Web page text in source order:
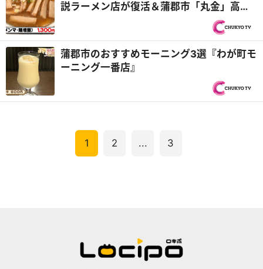
説ラーメン店が復活＆蒲郡市「丸金」高級
焼き肉がジャンケンで無料に！？『PS純金
蒲郡市のおすすめモーニング3選『わが町モ
ーニング一番店』
1 2 ... 3